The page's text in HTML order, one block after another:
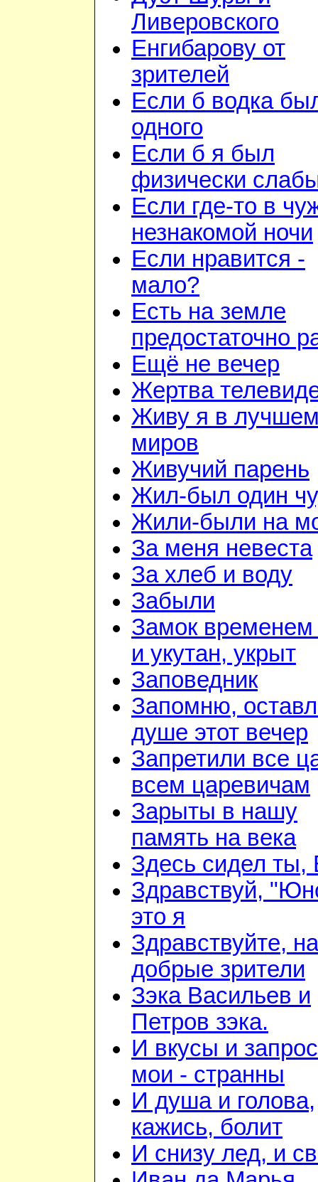
Ливеровского
Енгибарову от
зрителей
Если б водка
одного
Если б я был
физически
Если где-то в
незнакомой ночи
Если нравится -
мало?
Есть на земле
предостаточно
Ещё не вечер
Жертва
Живу я в
миров
Живучий парень
Жил-был один
Жили-были на
За меня невеста
За хлеб и воду
Забыли
Замок временем
и укутан, укрыт
Заповедник
Запомню,
душе этот вечер
Запретили все
всем царевичам
Зарыты в нашу
память на века
Здесь сидел ты,
Здравствуй,
это я
Здравствуйте,
добрые зрители
Зэка Васильев и
Петров зэка.
И вкусы и
мои - странны
И душа и голова,
кажись, болит
И снизу лед, и